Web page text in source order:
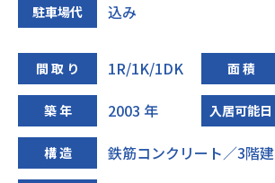
駐車場代 込み
間 取 り 1R/1K/1DK 面 積
築 年 2003 年 入居可能日
構 造 鉄筋コンクリート／3階建